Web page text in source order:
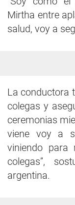
Mirtha entre
salud, voy a
La conductora
colegas y
ceremonias
viene voy a
viniendo
colegas”,
argentina.